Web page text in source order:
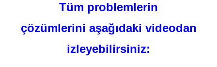
Tüm problemlerin
çözümlerini aşağıdaki videodan
izleyebilirsiniz: